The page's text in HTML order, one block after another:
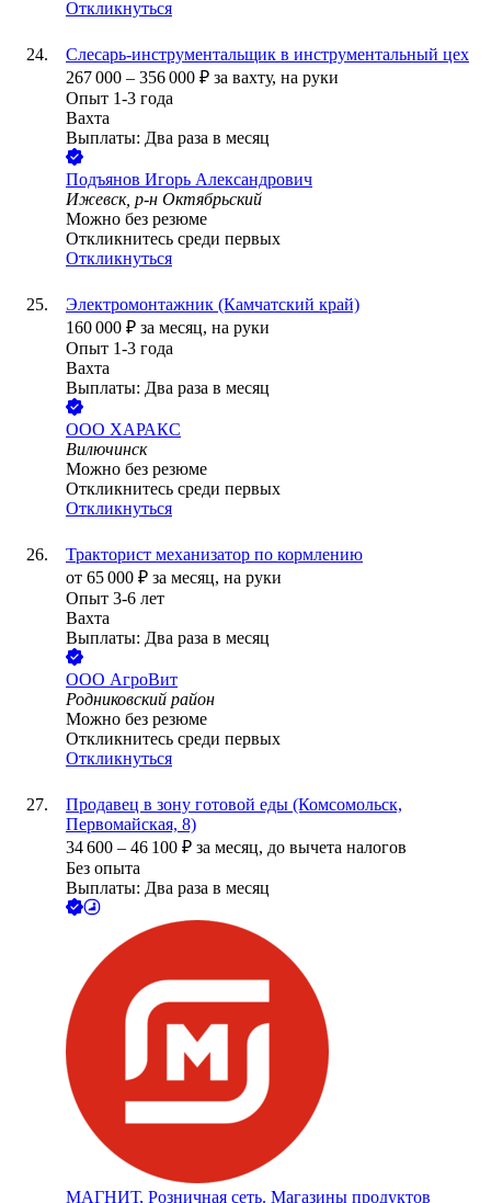
Откликнуться
Слесарь-инструментальщик в инструментальный цех
267 000 – 356 000 ₽ за вахту, на руки
Опыт 1-3 года
Вахта
Выплаты: Два раза в месяц
Подъянов Игорь Александрович
Ижевск, р-н Октябрьский
Можно без резюме
Откликнитесь среди первых
Откликнуться
Электромонтажник (Камчатский край)
160 000 ₽ за месяц, на руки
Опыт 1-3 года
Вахта
Выплаты: Два раза в месяц
ООО ХАРАКС
Вилючинск
Можно без резюме
Откликнитесь среди первых
Откликнуться
Тракторист механизатор по кормлению
от 65 000 ₽ за месяц, на руки
Опыт 3-6 лет
Вахта
Выплаты: Два раза в месяц
ООО АгроВит
Родниковский район
Можно без резюме
Откликнитесь среди первых
Откликнуться
Продавец в зону готовой еды (Комсомольск,
Первомайская, 8)
34 600 – 46 100 ₽ за месяц, до вычета налогов
Без опыта
Выплаты: Два раза в месяц
МАГНИТ, Розничная сеть. Магазины продуктов